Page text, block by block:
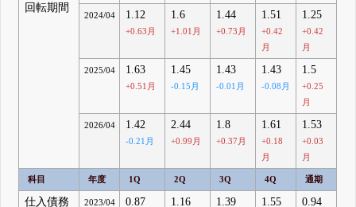
回転期間
2024/04 1.12
+0.63月
1.6
+1.01月
1.44
+0.73月
1.51
+0.42
月
1.25
+0.42
月
2025/04 1.63
+0.51月
1.45
-0.15月
1.43
-0.01月
1.43
-0.08月
1.5
+0.25
月
2026/04 1.42
-0.21月
2.44
+0.99月
1.8
+0.37月
1.61
+0.18
月
1.53
+0.03
月
科目 年度 1Q 2Q 3Q 4Q 通期
仕入債務
2023/04 0.87 1.16 1.39 1.55 0.94